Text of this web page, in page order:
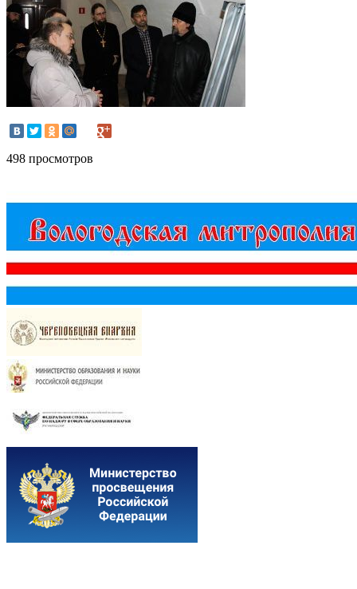
498 просмотров